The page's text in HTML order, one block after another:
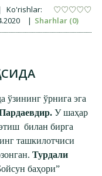
Ko'rishlar:
| Sharhlar (0)
ўзининг ўрнига эга
У шаҳар
билан бирга
ташкилотчиси
Турдали
баҳори”